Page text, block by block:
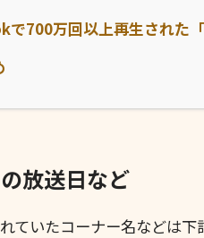
で700万回以上再生された「
放送日など
ていたコーナー名などは下